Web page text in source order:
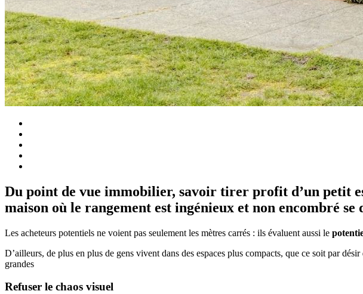
Du point de vue immobilier, savoir tirer profit d’un petit
maison où le rangement est ingénieux et non encombré
Les acheteurs potentiels ne voient pas seulement les mètres carrés : ils évaluent aussi le
D’ailleurs, de plus en plus de gens vivent dans des espaces plus compacts, que ce soit par
grandes
Refuser le chaos visuel